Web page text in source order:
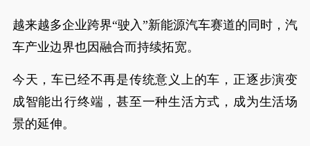
越来越多企业跨界“驶入”新能源汽车赛道的同时，汽
车产业边界也因融合而持续拓宽。
今天，车已经不再是传统意义上的车，正逐步演变
成智能出行终端，甚至一种生活方式，成为生活场
景的延伸。